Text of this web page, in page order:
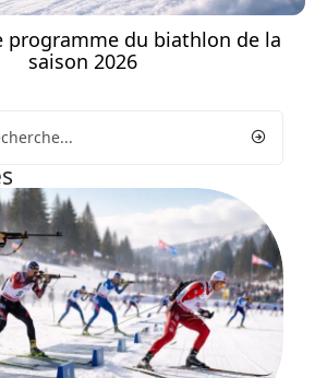
programme du biathlon de la
saison 2026